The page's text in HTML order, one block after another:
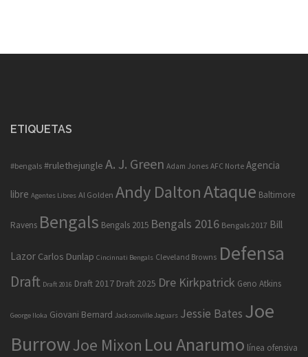
ETIQUETAS
#bengals #rulethejungle A. J. Green Adam Jones AFC Norte Agencia
libre Agentes Libres Al Golden Andy DaltonAtaque Baltimore
Ravens Bengals Bengals 2015 Bengals 2016 Bengals 2017 Bill
Lazor Carlos Dunlap Cincinnati Bengals Cleveland Browns Defensa
Draft Draft 2016 Draft 2017 Draft 2025 Dre Kirkpatrick Geno Atkins
George Iloka Giovani Bernard Jacksonville Jaguars Jessie Bates Joe
BurrowJoe Mixon Lou Anarumo línea ofensiva